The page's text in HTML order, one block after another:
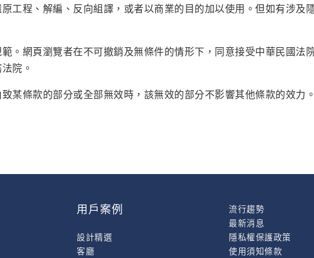
工程、解編、反向組譯，或者以商業的目的加以使用。但如有涉及
。網頁瀏覽者在不可撤銷及無條件的情形下，同意接受中華民國法
院。
某條款的部分或全部無效時，該無效的部分不影響其他條款的效力。
用戶案例
設計精選
客廳
流行趨勢
最新消息
隱私權保護政策
使用須知條款